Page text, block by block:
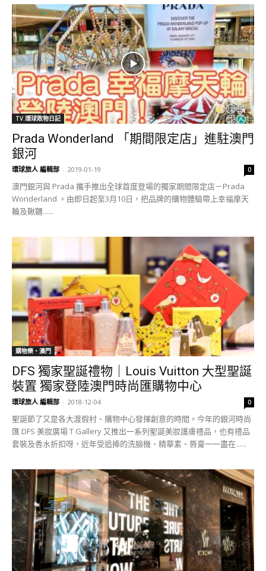
TV.環球敗物日記
Prada Wonderland 「期間限定店」進駐澳門
銀河
環球旅人 編輯部 - 2019-01-19 0
澳門銀河與 Prada 攜手推出全球首度登場的獨家期間限定店－Prada
Wonderland 。由即日起至3月10日，把品牌的購物體驗帶上幸福摩天
輪及鞦韆......
購物樂‧澳門
DFS 獨家聖誕禮物｜Louis Vuitton 大型聖誕
裝置 獨家登陸澳門時尚匯購物中心
環球旅人 編輯部 - 2018-12-04 0
聖誕節了又是各大渡假村、購物中心發揮創意的時間。今年的銀河時尚
匯 DFS 美妝廣場 T Gallery 又推出一系列聖誕美妝護膚禮品，也有禮品
套裝及香水折扣呀，近年受追捧的洗臉機、精華素、唇膏一一盡在......